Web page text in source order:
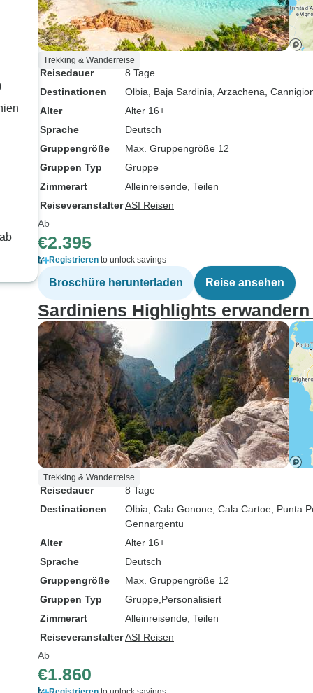
Trekking & Wanderreise
Reisedauer
8 Tage
Destinationen
Olbia , Baja Sardinia , Arzachena ,
Alter
Alter 16+
Sprache
Deutsch
Gruppengröße
Max. Gruppengröße 12
Gruppen Typ
Gruppe
Zimmerart
Alleinreisende, Teilen
ReiseveranstalterASI Reisen
Ab
€2.395
Registrieren to unlock savings
Broschüre herunterladen Reise ansehen
Sardiniens Highlights erwandern
Trekking & Wanderreise
Reisedauer
8 Tage
Destinationen
Olbia , Cala Gonone , Cala Cartoe , Punta
Gennargentu
Alter
Alter 16+
Sprache
Deutsch
Gruppengröße
Max. Gruppengröße 12
Gruppen Typ
Gruppe Personalisiert
Zimmerart
Alleinreisende, Teilen
ReiseveranstalterASI Reisen
Ab
€1.860